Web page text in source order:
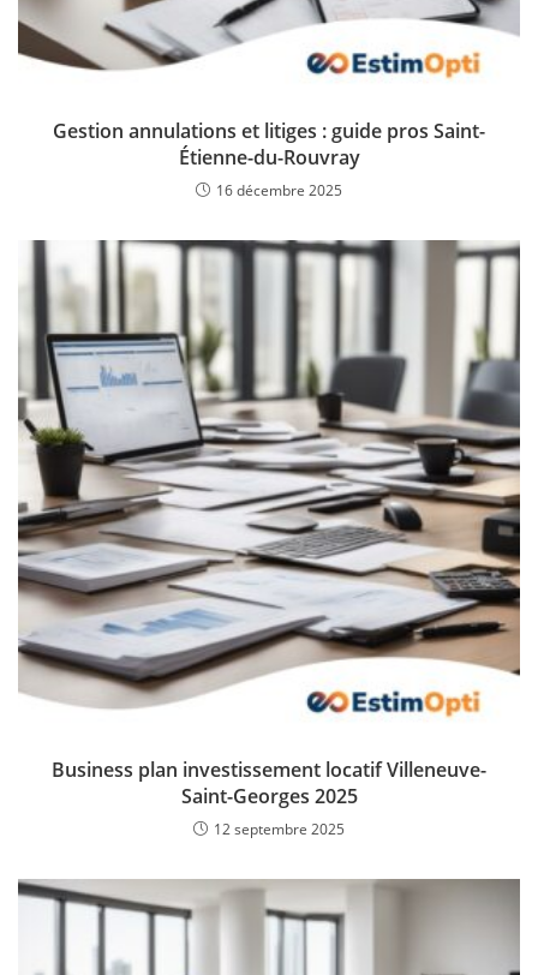
Gestion annulations et litiges : guide pros Saint-
Étienne-du-Rouvray
16 décembre 2025
Business plan investissement locatif Villeneuve-
Saint-Georges 2025
12 septembre 2025